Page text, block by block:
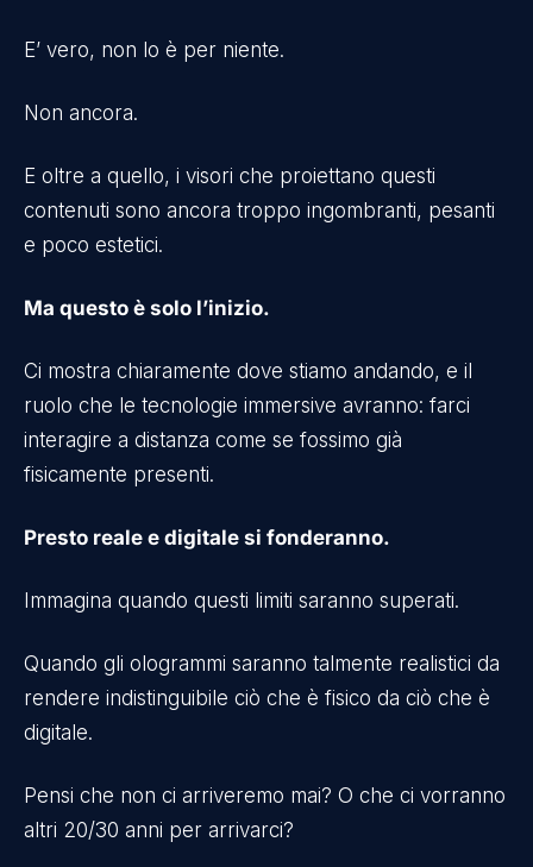
E’ vero, non lo è per niente.
Non ancora.
E oltre a quello, i visori che proiettano questi
contenuti sono ancora troppo ingombranti, pesanti
e poco estetici.
Ma questo è solo l’inizio.
Ci mostra chiaramente dove stiamo andando, e il
ruolo che le tecnologie immersive avranno: farci
interagire a distanza come se fossimo già
fisicamente presenti.
Presto reale e digitale si fonderanno.
Immagina quando questi limiti saranno superati.
Quando gli ologrammi saranno talmente realistici da
rendere indistinguibile ciò che è fisico da ciò che è
digitale.
Pensi che non ci arriveremo mai? O che ci vorranno
altri 20/30 anni per arrivarci?